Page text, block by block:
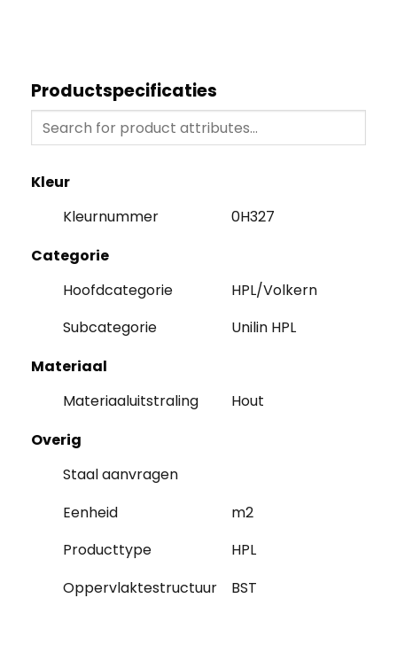
Productspecificaties
Kleur
Kleurnummer
0H327
Categorie
Hoofdcategorie
HPL/Volkern
Subcategorie
Unilin HPL
Materiaal
Materiaaluitstraling
Hout
Overig
Staal aanvragen
Eenheid
m2
Producttype
HPL
Oppervlaktestructuur
BST